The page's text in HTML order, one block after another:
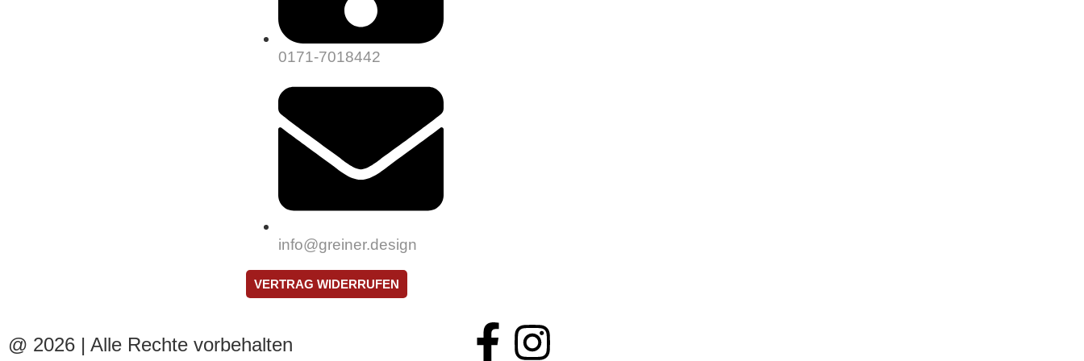
0171-7018442
info@greiner.design
VERTRAG WIDERRUFEN
@ 2026 | Alle Rechte vorbehalten